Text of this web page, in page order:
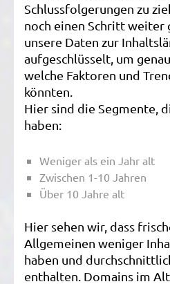
Schlussfolgerungen zu
noch einen Schritt weiter
unsere Daten zur
aufgeschlüsselt, um
welche Faktoren und
könnten.
Hier sind die Segmente,
haben:
Weniger als ein Jahr alt
Zwischen 1-10 Jahren
Über 10 Jahre alt
Hier sehen wir, dass
Allgemeinen weniger
haben und
enthalten. Domains im